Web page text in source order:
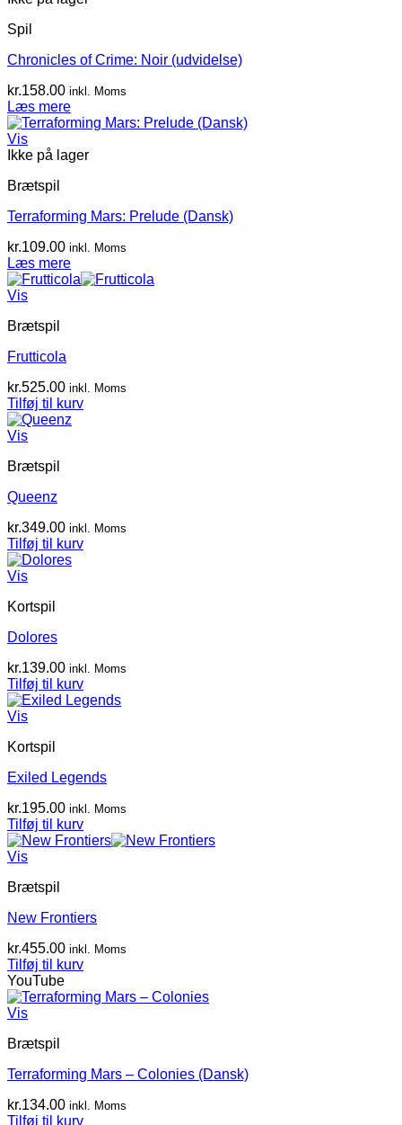
Spil
Chronicles of Crime: Noir (udvidelse)
kr.158.00 inkl. Moms
Læs mere
Vis
Ikke på lager
Brætspil
Terraforming Mars: Prelude (Dansk)
kr.109.00 inkl. Moms
Læs mere
Vis
Brætspil
Frutticola
kr.525.00 inkl. Moms
Tilføj til kurv
Vis
Brætspil
Queenz
kr.349.00 inkl. Moms
Tilføj til kurv
Vis
Kortspil
Dolores
kr.139.00 inkl. Moms
Tilføj til kurv
Vis
Kortspil
Exiled Legends
kr.195.00 inkl. Moms
Tilføj til kurv
Vis
Brætspil
New Frontiers
kr.455.00 inkl. Moms
Tilføj til kurv
YouTube
Vis
Brætspil
Terraforming Mars – Colonies (Dansk)
kr.134.00 inkl. Moms
Tilføj til kurv